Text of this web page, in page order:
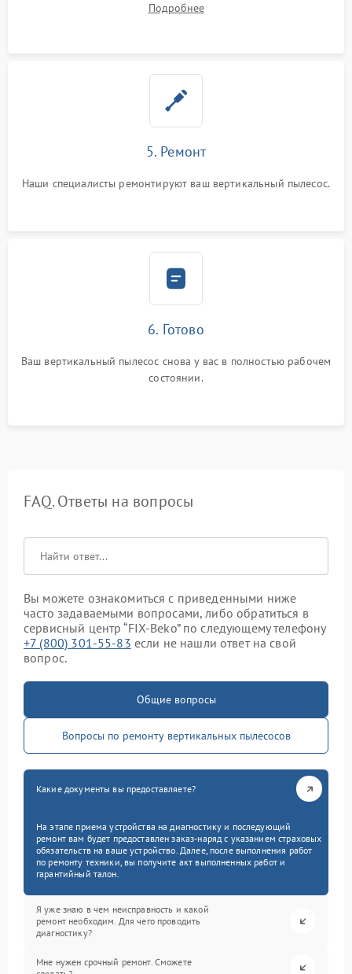
Подробнее
5. Ремонт
Наши специалисты ремонтируют ваш вертикальный пылесос.
6. Готово
Ваш вертикальный пылесос снова у вас в полностью рабочем
состоянии.
FAQ. Ответы на вопросы
Вы можете ознакомиться с приведенными ниже
часто задаваемыми вопросами, либо обратиться в
сервисный центр “FIX-Beko” по следующему телефону
+7 (800) 301-55-83 если не нашли ответ на свой
вопрос.
Общие вопросы
Вопросы по ремонту вертикальных пылесосов
Какие документы вы предоставляете?
На этапе приема устройства на диагностику и последующий
ремонт вам будет предоставлен заказ-наряд с указанием страховых
обязательств на ваше устройство. Далее, после выполнения работ
по ремонту техники, вы получите акт выполненных работ и
гарантийный талон.
Я уже знаю в чем неисправность и какой
ремонт необходим. Для чего проводить
диагностику?
Мне нужен срочный ремонт. Сможете